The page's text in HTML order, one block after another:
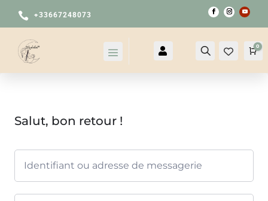
 +33667248073
 Recherche 0
Salut, bon retour !